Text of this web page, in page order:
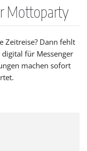
Mottoparty
Zeitreise? Dann fehlt
für Messenger
machen sofort